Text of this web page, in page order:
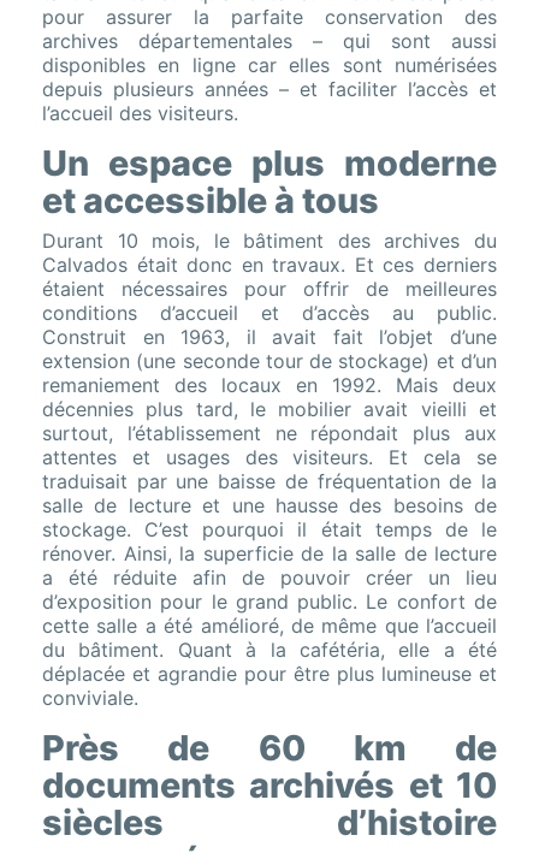
pour assurer la parfaite conservation des
archives départementales – qui sont aussi
disponibles en ligne car elles sont numérisées
depuis plusieurs années – et faciliter l’accès et
l’accueil des visiteurs.
Un espace plus moderne
et accessible à tous
Durant 10 mois, le bâtiment des archives du
Calvados était donc en travaux. Et ces derniers
étaient nécessaires pour offrir de meilleures
conditions d’accueil et d’accès au public.
Construit en 1963, il avait fait l’objet d’une
extension (une seconde tour de stockage) et d’un
remaniement des locaux en 1992. Mais deux
décennies plus tard, le mobilier avait vieilli et
surtout, l’établissement ne répondait plus aux
attentes et usages des visiteurs. Et cela se
traduisait par une baisse de fréquentation de la
salle de lecture et une hausse des besoins de
stockage. C’est pourquoi il était temps de le
rénover. Ainsi, la superficie de la salle de lecture
a été réduite afin de pouvoir créer un lieu
d’exposition pour le grand public. Le confort de
cette salle a été amélioré, de même que l’accueil
du bâtiment. Quant à la cafétéria, elle a été
déplacée et agrandie pour être plus lumineuse et
conviviale.
Près de 60 km de
documents archivés et 10
siècles d’histoire